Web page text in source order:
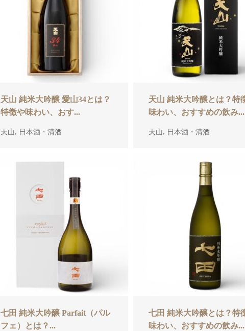
天山 純米大吟醸 愛山34とは？
特徴や味わい、おす...
天山, 日本酒・清酒
天山 純米大吟醸とは？特
味わい、おすすめの飲み...
天山, 日本酒・清酒
七田 純米大吟醸 Parfait（パル
フェ）とは？...
七田 純米大吟醸とは？特
味わい、おすすめの飲み...